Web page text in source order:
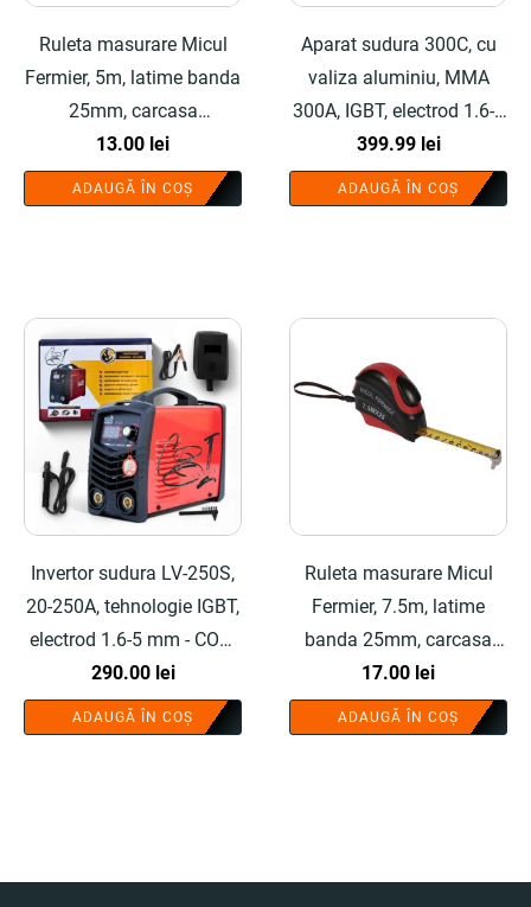
Ruleta masurare Micul
Fermier, 5m, latime banda
25mm, carcasa
cauciucata - COBI
SMART®
13.00 lei
ADAUGĂ ÎN COȘ
Aparat sudura 300C, cu
valiza aluminiu, MMA
300A, IGBT, electrod 1.6-5
mm, protectie IP21 - COBI
SMART®
399.99 lei
ADAUGĂ ÎN COȘ
Invertor sudura LV-250S,
20-250A, tehnologie IGBT,
electrod 1.6-5 mm - COBI
SMART®
290.00 lei
ADAUGĂ ÎN COȘ
Ruleta masurare Micul
Fermier, 7.5m, latime
banda 25mm, carcasa
cauciucata - COBI
SMART®
17.00 lei
ADAUGĂ ÎN COȘ